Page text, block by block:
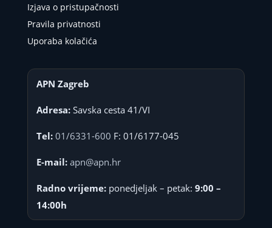
Izjava o pristupačnosti
Pravila privatnosti
Uporaba kolačića
APN Zagreb
Adresa:Savska cesta 41/VI
Tel: 01/6331-600 F: 01/6177-045
E-mail: apn@apn.hr
Radno vrijeme:ponedjeljak – petak: 9:00 –
14:00h